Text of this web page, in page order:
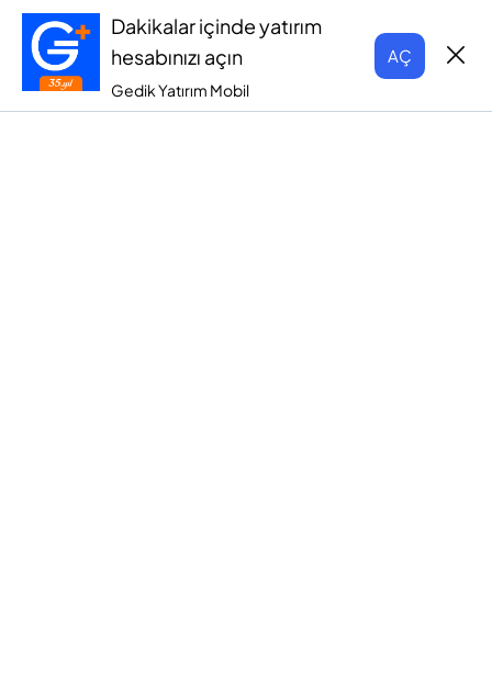
Dakikalar içinde yatırım
hesabınızı açın
Gedik Yatırım Mobil
AÇ